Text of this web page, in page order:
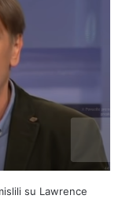
su Lawrence